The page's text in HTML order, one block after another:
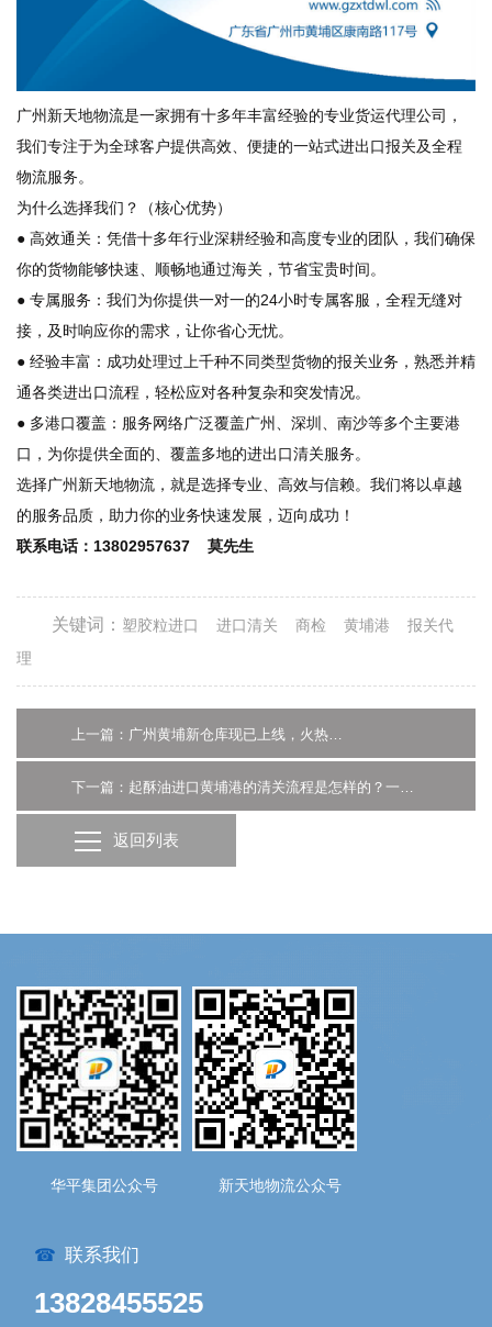
广州新天地物流是一家拥有十多年丰富经验的专业货运代理公司，
我们专注于为全球客户提供高效、便捷的一站式进出口报关及全程
物流服务。
为什么选择我们？（核心优势）
● 高效通关：凭借十多年行业深耕经验和高度专业的团队，我们确保
你的货物能够快速、顺畅地通过海关，节省宝贵时间。
● 专属服务：我们为你提供一对一的24小时专属客服，全程无缝对
接，及时响应你的需求，让你省心无忧。
● 经验丰富：成功处理过上千种不同类型货物的报关业务，熟悉并精
通各类进出口流程，轻松应对各种复杂和突发情况。
● 多港口覆盖：服务网络广泛覆盖广州、深圳、南沙等多个主要港
口，为你提供全面的、覆盖多地的进出口清关服务。
选择广州新天地物流，就是选择专业、高效与信赖。我们将以卓越
的服务品质，助力你的业务快速发展，迈向成功！
联系电话：13802957637 莫先生
关键词： 塑胶粒进口 进口清关 商检 黄埔港
报关代
理
上一篇：广州黄埔新仓库现已上线，火热招租中~
下一篇：起酥油进口黄埔港的清关流程是怎样的？一文讲清-广州货代
返回列表
华平集团公众号 新天地物流公众号
☎ 联系我们
13828455525